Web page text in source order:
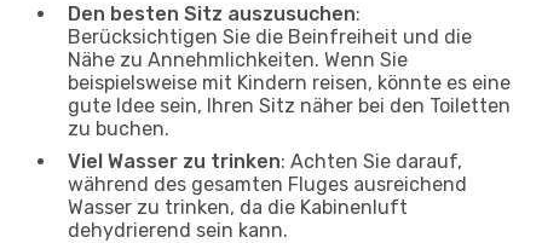
Den besten Sitz auszusuchen:
Berücksichtigen Sie die Beinfreiheit und die
Nähe zu Annehmlichkeiten. Wenn Sie
beispielsweise mit Kindern reisen, könnte es eine
gute Idee sein, Ihren Sitz näher bei den Toiletten
zu buchen.
Viel Wasser zu trinken: Achten Sie darauf,
während des gesamten Fluges ausreichend
Wasser zu trinken, da die Kabinenluft
dehydrierend sein kann.